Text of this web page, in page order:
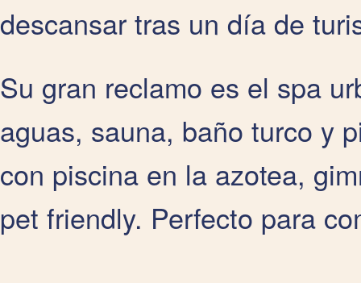
descansar tras un día de
Su gran reclamo es el spa
aguas, sauna, baño turco y
con piscina en la azotea,
pet friendly. Perfecto para